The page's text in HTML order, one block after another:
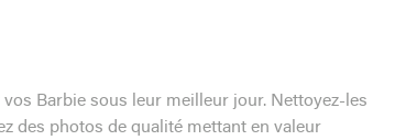
Barbie sous leur meilleur jour. Nettoyez-les
des photos de qualité mettant en valeur